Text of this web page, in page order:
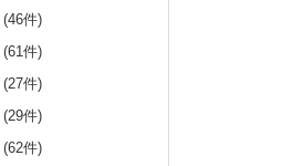
(46件)
(61件)
(27件)
(29件)
(62件)